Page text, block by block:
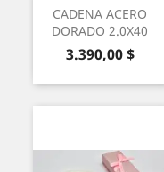
CADENA ACERO
DORADO 2.0X40
Precio
3.390,00 $